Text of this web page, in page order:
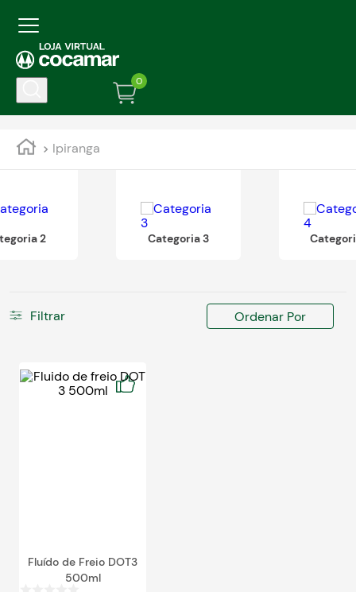
0
Ipiranga
2 Categoria 3
Filtrar Ordenar Por
Fluído de Freio DOT3
500ml